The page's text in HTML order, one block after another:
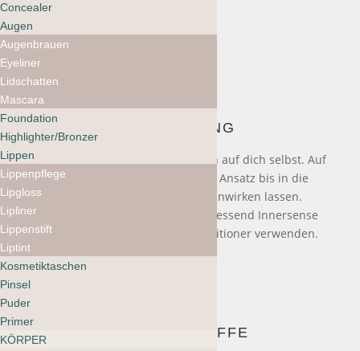
Duftnoten: Salbei, Vanille
ANWENDUNG
Atme tief ein und konzentriere dich auf dich selbst. Auf
das nasse Haar auftragen und vom Ansatz bis in die
Spitzen einarbeiten. 3-5 Minuten einwirken lassen.
Dann gründlich ausspülen. Anschliessend Innersense
Organic Beauty Hairbath und Conditioner verwenden.
INHALTSSTOFFE
Concealer
Augen
Augenbrauen
Eyeliner
Lidschatten
Mascara
Foundation
Highlighter/Bronzer
Lippen
Lippenpflege
Lipgloss
Lipliner
Lippenstift
Liptint
Kosmetiktaschen
Pinsel
Puder
Primer
KÖRPER